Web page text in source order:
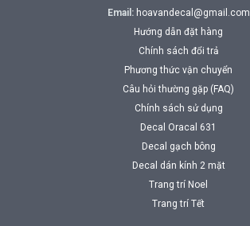
Email: hoavandecal@gmail.com
Hướng dẫn đặt hàng
Chính sách đổi trả
Phương thức vận chuyển
Câu hỏi thường gặp (FAQ)
Chính sách sử dụng
Decal Oracal 631
Decal gạch bông
Decal dán kính 2 mặt
Trang trí Noel
Trang trí Tết